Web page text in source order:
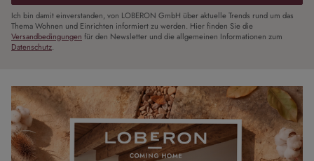
Ich bin damit einverstanden, von LOBERON GmbH über aktuelle Trends rund um das
Thema Wohnen und Einrichten informiert zu werden. Hier finden Sie die
Versandbedingungen für den Newsletter und die allgemeinen Informationen zum
Datenschutz.